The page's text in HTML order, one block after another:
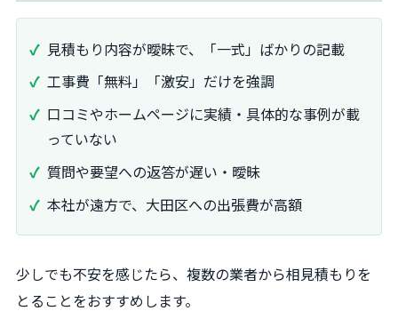
見積もり内容が曖昧で、「一式」ばかりの記載
工事費「無料」「激安」だけを強調
口コミやホームページに実績・具体的な事例が載
っていない
質問や要望への返答が遅い・曖昧
本社が遠方で、大田区への出張費が高額
少しでも不安を感じたら、複数の業者から相見積もりを
とることをおすすめします。